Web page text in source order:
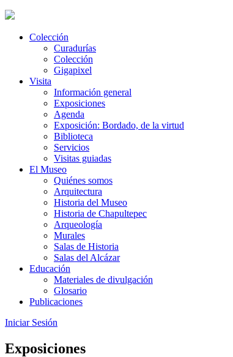
Colección
Curadurías
Colección
Gigapixel
Visita
Información general
Exposiciones
Agenda
Exposición: Bordado, de la virtud
Biblioteca
Servicios
Visitas guiadas
El Museo
Quiénes somos
Arquitectura
Historia del Museo
Historia de Chapultepec
Arqueología
Murales
Salas de Historia
Salas del Alcázar
Educación
Materiales de divulgación
Glosario
Publicaciones
Iniciar Sesión
Exposiciones